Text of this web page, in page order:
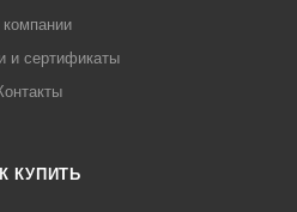
и сертификаты
КУПИТЬ